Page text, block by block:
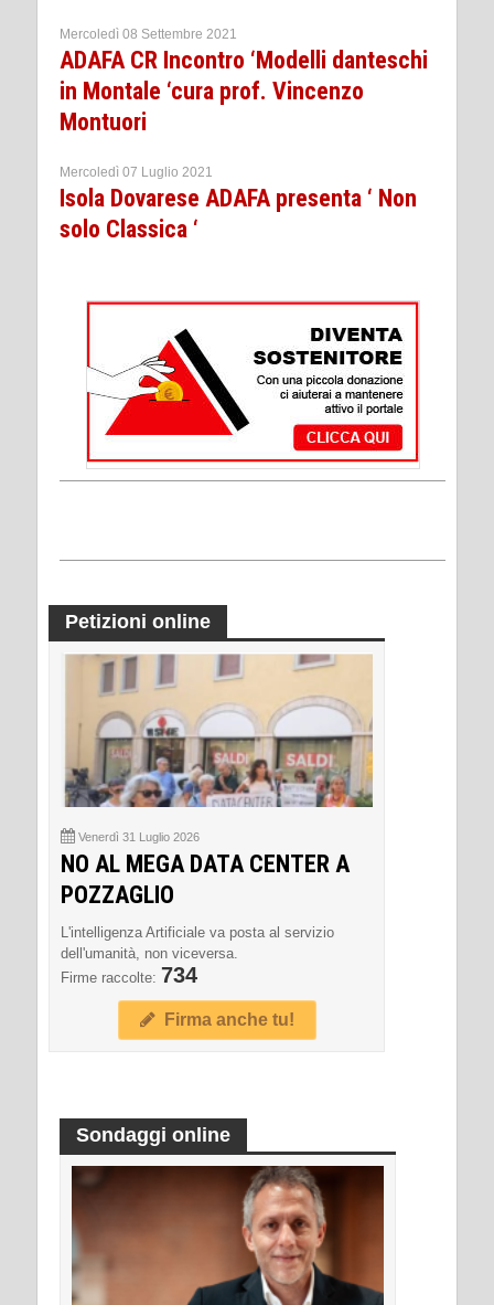
Mercoledì 08 Settembre 2021
ADAFA CR Incontro ‘Modelli danteschi
in Montale ‘cura prof. Vincenzo
Montuori
Mercoledì 07 Luglio 2021
Isola Dovarese ADAFA presenta ‘ Non
solo Classica ‘
Petizioni online
Venerdì 31 Luglio 2026
NO AL MEGA DATA CENTER A
POZZAGLIO
L'intelligenza Artificiale va posta al servizio
dell'umanità, non viceversa.
Firme raccolte: 734
Firma anche tu!
Sondaggi online